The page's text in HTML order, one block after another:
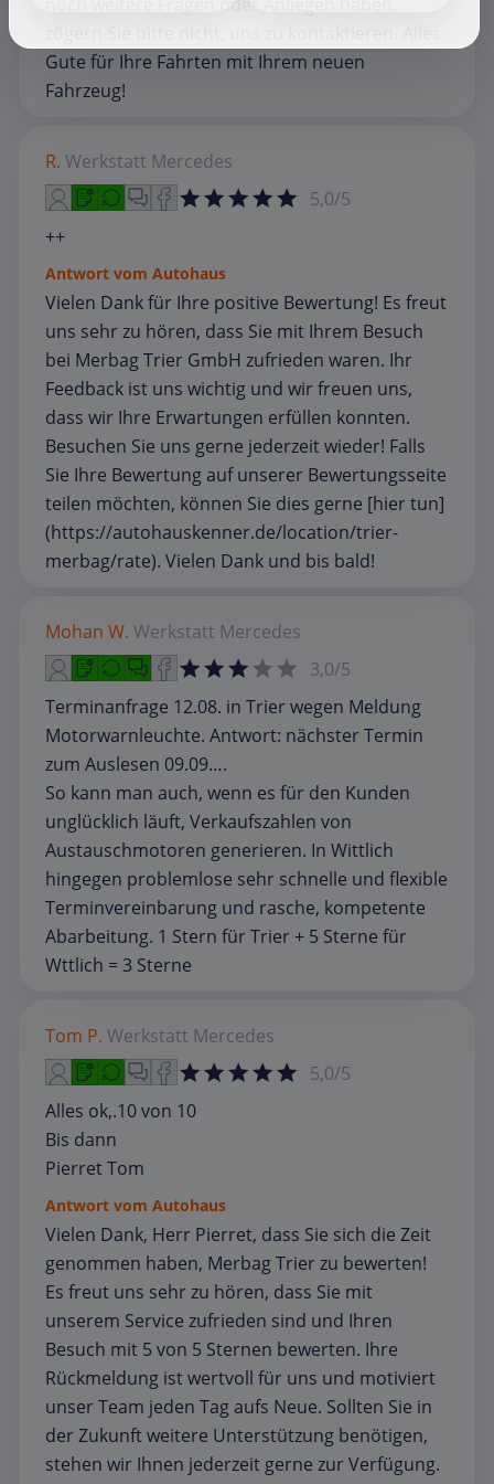
Gute für Ihre Fahrten mit Ihrem neuen
Fahrzeug!
R. Werkstatt Mercedes
5,0/5
++
Antwort vom Autohaus
Vielen Dank für Ihre positive Bewertung! Es freut
uns sehr zu hören, dass Sie mit Ihrem Besuch
bei Merbag Trier GmbH zufrieden waren. Ihr
Feedback ist uns wichtig und wir freuen uns,
dass wir Ihre Erwartungen erfüllen konnten.
Besuchen Sie uns gerne jederzeit wieder! Falls
Sie Ihre Bewertung auf unserer Bewertungsseite
teilen möchten, können Sie dies gerne [hier tun]
(https://autohauskenner.de/location/trier-
merbag/rate). Vielen Dank und bis bald!
Mohan W. Werkstatt Mercedes
3,0/5
Terminanfrage 12.08. in Trier wegen Meldung
Motorwarnleuchte. Antwort: nächster Termin
zum Auslesen 09.09….
So kann man auch, wenn es für den Kunden
unglücklich läuft, Verkaufszahlen von
Austauschmotoren generieren. In Wittlich
hingegen problemlose sehr schnelle und flexible
Terminvereinbarung und rasche, kompetente
Abarbeitung. 1 Stern für Trier + 5 Sterne für
Wttlich = 3 Sterne
Tom P. Werkstatt Mercedes
5,0/5
Alles ok,.10 von 10
Bis dann
Pierret Tom
Antwort vom Autohaus
Vielen Dank, Herr Pierret, dass Sie sich die Zeit
genommen haben, Merbag Trier zu bewerten!
Es freut uns sehr zu hören, dass Sie mit
unserem Service zufrieden sind und Ihren
Besuch mit 5 von 5 Sternen bewerten. Ihre
Rückmeldung ist wertvoll für uns und motiviert
unser Team jeden Tag aufs Neue. Sollten Sie in
der Zukunft weitere Unterstützung benötigen,
stehen wir Ihnen jederzeit gerne zur Verfügung.